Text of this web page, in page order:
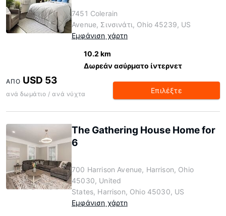
7451 Colerain
Avenue, Σινσινάτι, Ohio 45239, US
Εμφάνιση χάρτη
10.2 km
Δωρεάν ασύρματο ίντερνετ
ΑΠΌ USD 53
ανά δωμάτιο / ανά νύχτα Επιλέξτε
The Gathering House Home for
6
700 Harrison Avenue, Harrison, Ohio
45030, United
States, Harrison, Ohio 45030, US
Εμφάνιση χάρτη